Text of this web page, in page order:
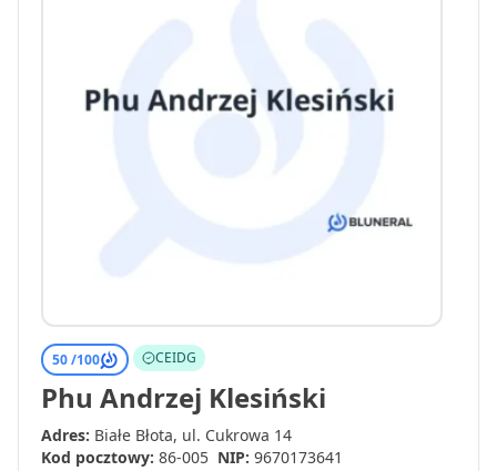
50 /100 CEIDG
Phu Andrzej Klesiński
Adres: Białe Błota, ul. Cukrowa 14
Kod pocztowy: 86-005 NIP: 9670173641